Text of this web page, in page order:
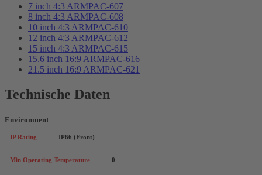
7 inch 4:3 ARMPAC-607
8 inch 4:3 ARMPAC-608
10 inch 4:3 ARMPAC-610
12 inch 4:3 ARMPAC-612
15 inch 4:3 ARMPAC-615
15.6 inch 16:9 ARMPAC-616
21.5 inch 16:9 ARMPAC-621
Technische Daten
Environment
IP Rating IP66 (Front)
Min Operating Temperature 0